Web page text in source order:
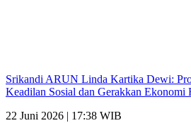
Srikandi ARUN Linda Kartika Dewi:
Keadilan Sosial dan Gerakkan Ekonomi
22 Juni 2026 | 17:38 WIB